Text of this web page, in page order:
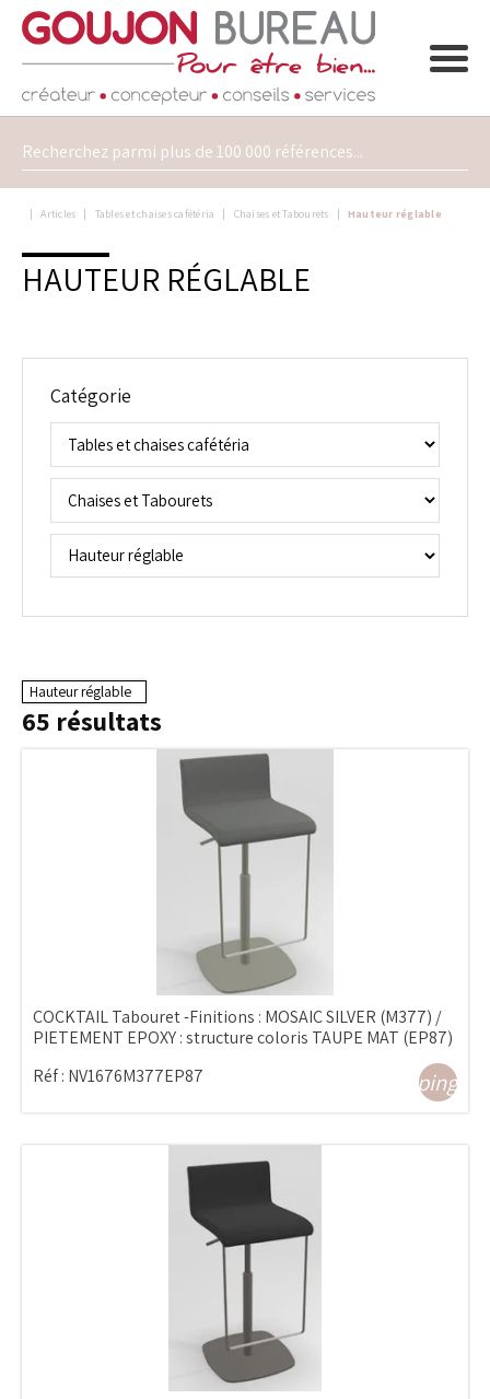
Articles Tables et chaises cafétéria Chaises et Tabourets Hauteur réglable
HAUTEUR RÉGLABLE
Catégorie
Hauteur réglable
65 résultats
COCKTAIL Tabouret -Finitions : MOSAIC SILVER (M377) /
PIETEMENT EPOXY : structure coloris TAUPE MAT (EP87)
Réf : NV1676M377EP87